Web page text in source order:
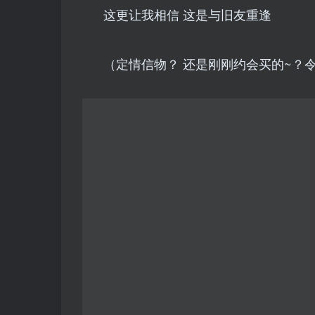
这更让我相信 这是与旧友重逢
（定情信物？ 还是刚刚约会买的~？